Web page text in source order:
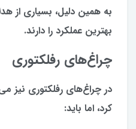
به همین دلیل، بسیاری از
بهترین عملکرد را دارند.
چراغ‌های رفلکتوری
در چراغ‌های رفلکتوری نیز
کرد، اما باید: